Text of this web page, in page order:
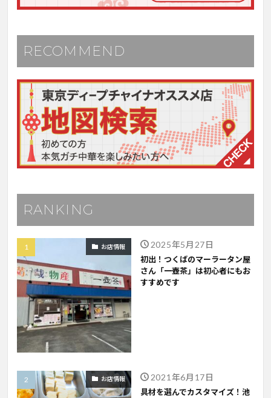
RECOMMEND
RANKING
お店情報 2025年5月27日
初出！つくばのマーラータン屋
さん「一壺茶」は初心者にもお
すすめです
お店情報 2021年6月17日
具材を選んでカスタマイズ！池